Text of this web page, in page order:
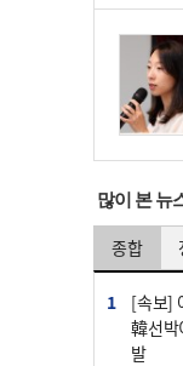
많이 본 뉴
종합
1
[속보]
韓선박
발